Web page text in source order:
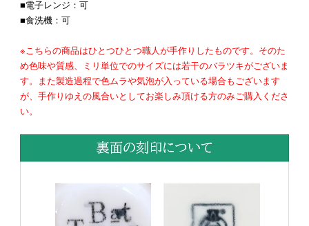
■電子レンジ：可
■食洗機：可
※こちらの商品はひとつひとつ職人が手作りしたものです。そのた
め色味や質感、ミリ単位でのサイズには若干のバラツキがございま
す。また製造過程で色ムラや気泡が入っている場合もございます
が、手作りゆえの風合いとしてお楽しみ頂ける方のみご購入くださ
い。